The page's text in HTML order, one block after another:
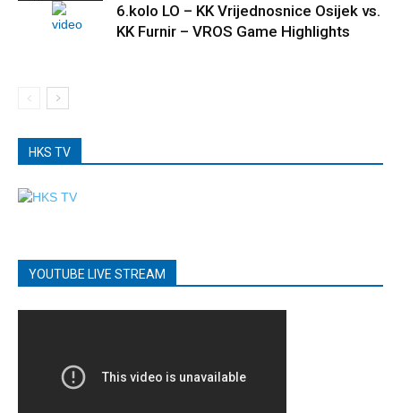
6.kolo LO – KK Vrijednosnice Osijek vs.
KK Furnir – VROS Game Highlights
HKS TV
YOUTUBE LIVE STREAM